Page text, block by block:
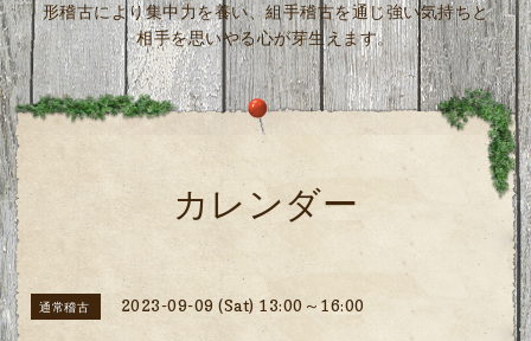
形稽古により集中力を養い、組手稽古を通じ強い気持ちと
相手を思いやる心が芽生えます。
カレンダー
通常稽古 2023-09-09 (Sat) 13:00～16:00